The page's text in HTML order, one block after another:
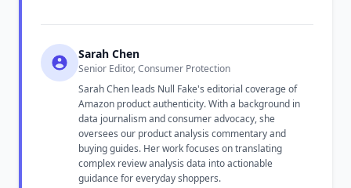
Sarah Chen
Senior Editor, Consumer Protection
Sarah Chen leads Null Fake's editorial coverage of
Amazon product authenticity. With a background in
data journalism and consumer advocacy, she
oversees our product analysis commentary and
buying guides. Her work focuses on translating
complex review analysis data into actionable
guidance for everyday shoppers.